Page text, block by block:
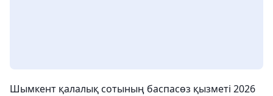
Шымкент қалалық сотының баспасөз қызметі 2026